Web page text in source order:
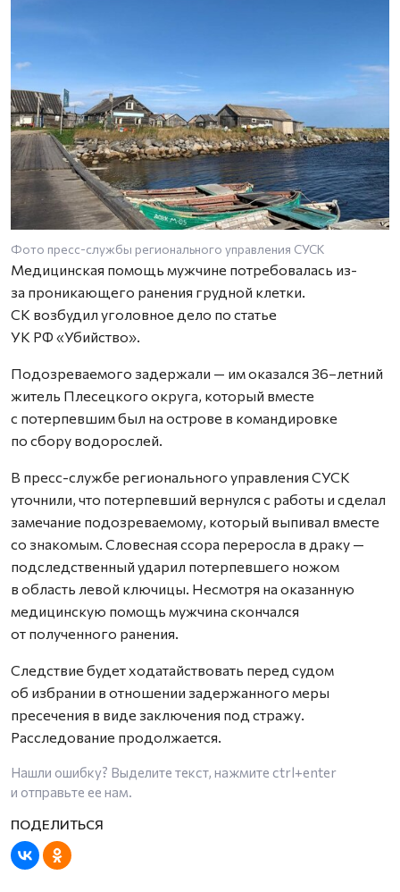
Фото пресс-службы регионального управления СУСК
Медицинская помощь мужчине потребовалась из-
за проникающего ранения грудной клетки.
СК возбудил уголовное дело по статье
УК РФ «Убийство».
Подозреваемого задержали — им оказался 36–летний
житель Плесецкого округа, который вместе
с потерпевшим был на острове в командировке
по сбору водорослей.
В пресс-службе регионального управления СУСК
уточнили, что потерпевший вернулся с работы и сделал
замечание подозреваемому, который выпивал вместе
со знакомым. Словесная ссора переросла в драку —
подследственный ударил потерпевшего ножом
в область левой ключицы. Несмотря на оказанную
медицинскую помощь мужчина скончался
от полученного ранения.
Следствие будет ходатайствовать перед судом
об избрании в отношении задержанного меры
пресечения в виде заключения под стражу.
Расследование продолжается.
Нашли ошибку? Выделите текст, нажмите ctrl+enter
и отправьте ее нам.